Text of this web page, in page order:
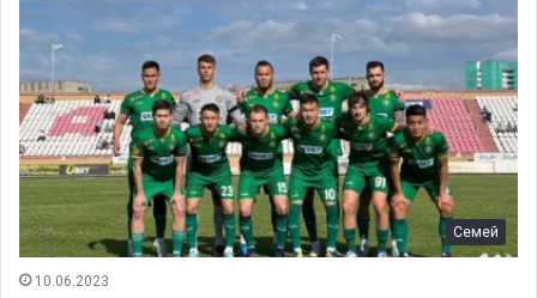
Семей
10.06.2023